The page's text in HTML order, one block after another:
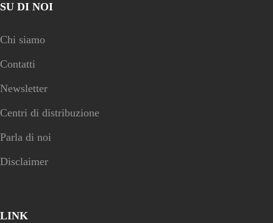
SU DI NOI
Chi siamo
Contatti
Newsletter
Centri di distribuzione
Parla di noi
Disclaimer
LINK